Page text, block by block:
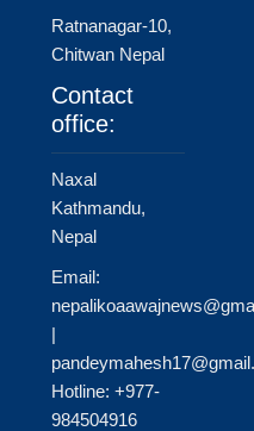
Ratnanagar-10,
Chitwan Nepal
Contact
office:
Naxal
Kathmandu,
Nepal
Email:
|
Hotline: +977-
984504916